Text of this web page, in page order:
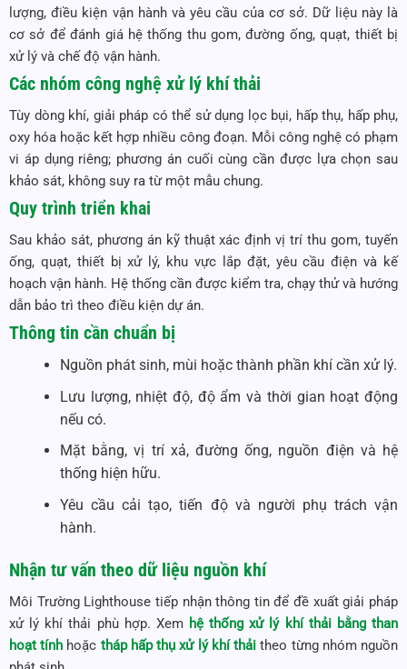
lượng, điều kiện vận hành và yêu cầu của cơ sở. Dữ liệu này là
cơ sở để đánh giá hệ thống thu gom, đường ống, quạt, thiết bị
xử lý và chế độ vận hành.
Các nhóm công nghệ xử lý khí thải
Tùy dòng khí, giải pháp có thể sử dụng lọc bụi, hấp thụ, hấp phụ,
oxy hóa hoặc kết hợp nhiều công đoạn. Mỗi công nghệ có phạm
vi áp dụng riêng; phương án cuối cùng cần được lựa chọn sau
khảo sát, không suy ra từ một mẫu chung.
Quy trình triển khai
Sau khảo sát, phương án kỹ thuật xác định vị trí thu gom, tuyến
ống, quạt, thiết bị xử lý, khu vực lắp đặt, yêu cầu điện và kế
hoạch vận hành. Hệ thống cần được kiểm tra, chạy thử và hướng
dẫn bảo trì theo điều kiện dự án.
Thông tin cần chuẩn bị
Nguồn phát sinh, mùi hoặc thành phần khí cần xử lý.
Lưu lượng, nhiệt độ, độ ẩm và thời gian hoạt động
nếu có.
Mặt bằng, vị trí xả, đường ống, nguồn điện và hệ
thống hiện hữu.
Yêu cầu cải tạo, tiến độ và người phụ trách vận
hành.
Nhận tư vấn theo dữ liệu nguồn khí
Môi Trường Lighthouse tiếp nhận thông tin để đề xuất giải pháp
xử lý khí thải phù hợp. Xem hệ thống xử lý khí thải bằng than
hoạt tính hoặc tháp hấp thụ xử lý khí thải theo từng nhóm nguồn